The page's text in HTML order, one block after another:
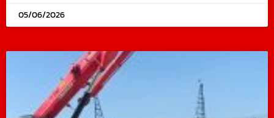
05/06/2026